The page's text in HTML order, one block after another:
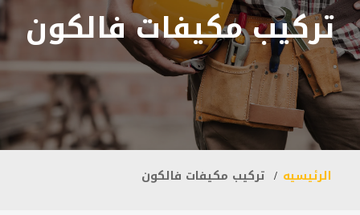
تركيب مكيفات فالكون
الرئيسيه تركيب مكيفات فالكون